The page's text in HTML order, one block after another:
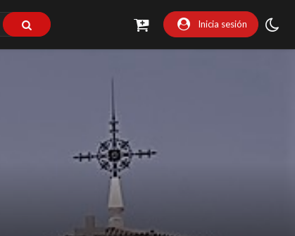
Inicia sesión